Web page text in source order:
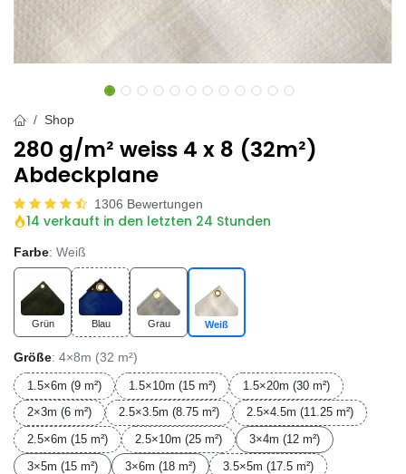
Shop
280 g/m² weiss 4 x 8 (32m²)
Abdeckplane
1306 Bewertungen
14 verkauft in den letzten 24 Stunden
Farbe: Weiß
Grün Blau Grau Weiß
Größe: 4×8m (32 m²)
1.5×6m (9 m²) 1.5×10m (15 m²)
1.5×20m (30 m²)
2×3m (6 m²)
2.5×3.5m (8.75 m²)
2.5×4.5m (11.25 m²)
2.5×6m (15 m²)
2.5×10m (25 m²)
3×4m (12 m²)
3×5m (15 m²)
3×6m (18 m²)
3.5×5m (17.5 m²)